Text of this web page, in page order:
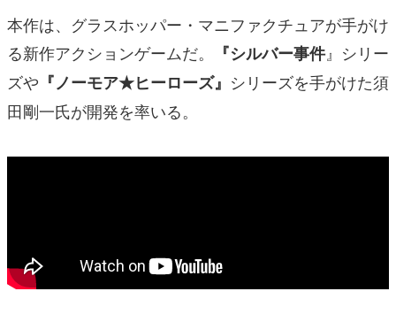
本作は、グラスホッパー・マニファクチュアが手がけ
る新作アクションゲームだ。
『シルバー事件』シリー
ズや 『ノーモア★ヒーローズ』 シリーズを手がけた須
田剛一氏が開発を率いる。